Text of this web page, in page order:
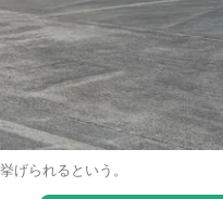
げられるという。